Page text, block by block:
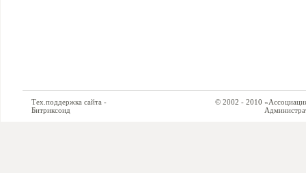
Тех.поддержка сайта -
Битриксоид
© 2002 - 2010 «Ассоциация